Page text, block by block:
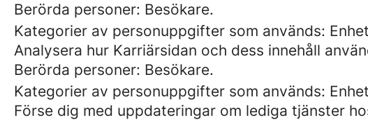
Berörda personer: Besökare.
Kategorier av personuppgifter som används:
Analysera hur Karriärsidan och dess innehåll
Berörda personer: Besökare.
Kategorier av personuppgifter som används:
Förse dig med uppdateringar om lediga tjänster